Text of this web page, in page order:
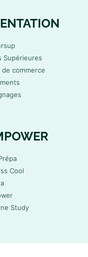
Supérieures
de commerce
Cool
Study